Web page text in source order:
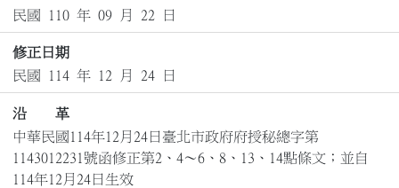
民國 110 年 09 月 22 日
修正日期
民國 114 年 12 月 24 日
沿 革
中華民國114年12月24日臺北市政府府授秘總字第
1143012231號函修正第2、4～6、8、13、14點條文；並自
114年12月24日生效